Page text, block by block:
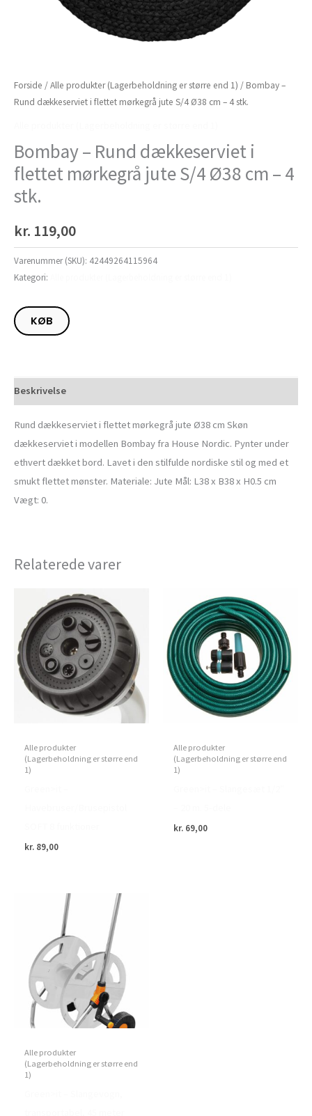
Forside /Alle produkter (Lagerbeholdning er større end 1) / Bombay –
Rund dækkeserviet i flettet mørkegrå jute S/4 Ø38 cm – 4 stk.
Bombay – Rund dækkeserviet i
flettet mørkegrå jute S/4 Ø38 cm – 4
stk.
kr. 119,00
Varenummer (SKU): 42449264115964
Kategori:
KØB
Beskrivelse
Rund dækkeserviet i flettet mørkegrå jute Ø38 cm Skøn
dækkeserviet i modellen Bombay fra House Nordic. Pynter under
ethvert dækket bord. Lavet i den stilfulde nordiske stil og med et
smukt flettet mønster. Materiale: Jute Mål: L38 x B38 x H0.5 cm
Vægt: 0.
Relaterede varer
Alle produkter
(Lagerbeholdning er større end
1)
kr. 89,00
Alle produkter
(Lagerbeholdning er større end
1)
kr. 69,00
Alle produkter
(Lagerbeholdning er større end
1)